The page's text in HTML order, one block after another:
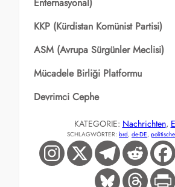
Enternasyonal)
KKP (Kürdistan Komünist Partisi)
ASM (Avrupa Sürgünler Meclisi)
Mücadele Birliği Platformu
Devrimci Cephe
KATEGORIE: Nachrichten,
SCHLAGWÖRTER: brd, de-DE,